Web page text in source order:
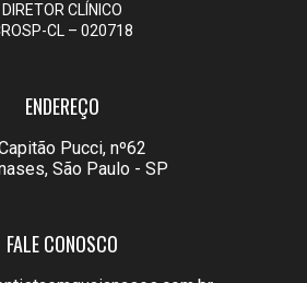
DIRETOR CLÍNICO
CL – 020718
ENDEREÇO
Pucci, nº62
São Paulo - SP
FALE CONOSCO